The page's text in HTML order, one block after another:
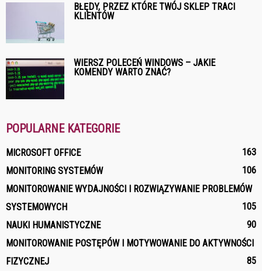
BŁĘDY, PRZEZ KTÓRE TWÓJ SKLEP TRACI
KLIENTÓW
WIERSZ POLECEŃ WINDOWS – JAKIE
KOMENDY WARTO ZNAĆ?
POPULARNE KATEGORIE
MICROSOFT OFFICE
163
MONITORING SYSTEMÓW
106
MONITOROWANIE WYDAJNOŚCI I ROZWIĄZYWANIE PROBLEMÓW
SYSTEMOWYCH
105
NAUKI HUMANISTYCZNE
90
MONITOROWANIE POSTĘPÓW I MOTYWOWANIE DO AKTYWNOŚCI
FIZYCZNEJ
85